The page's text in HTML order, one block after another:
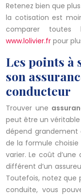
Retenez bien que
la cotisation est
comparer toutes
www.lolivier.fr pour
Les points à
son
conducteur
Trouver une
peut être un
dépend
de la formule
varier. Le coût
différent d’un
Toutefois, notez que
conduite, vous